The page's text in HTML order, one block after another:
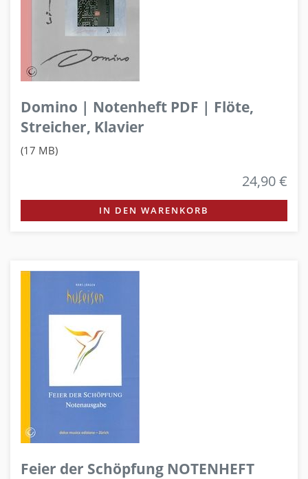
Domino | Notenheft PDF | Flöte,
Streicher, Klavier
(17 MB)
24,90 €
IN DEN WARENKORB
Feier der Schöpfung NOTENHEFT